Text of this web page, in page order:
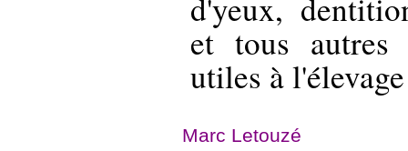
d'yeux,
et tous autres
utiles à
Marc Letouzé